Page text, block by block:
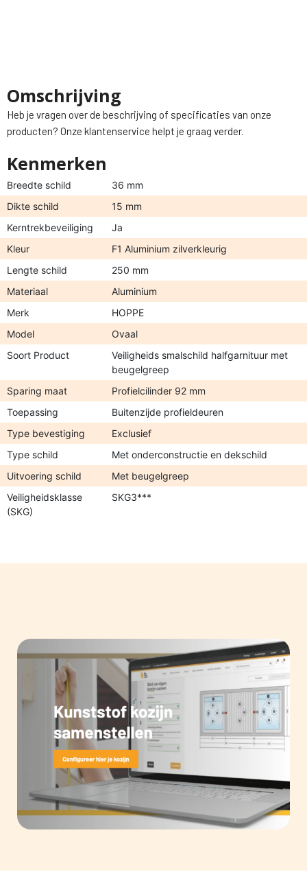
Omschrijving
Heb je vragen over de beschrijving of specificaties van onze
producten? Onze klantenservice helpt je graag verder.
Kenmerken
Breedte schild
36 mm
Dikte schild
15 mm
Kerntrekbeveiliging
Ja
Kleur
F1 Aluminium zilverkleurig
Lengte schild
250 mm
Materiaal
Aluminium
Merk
HOPPE
Model
Ovaal
Soort Product
Veiligheids smalschild halfgarnituur met
beugelgreep
Sparing maat
Profielcilinder 92 mm
Toepassing
Buitenzijde profieldeuren
Type bevestiging
Exclusief
Type schild
Met onderconstructie en dekschild
Uitvoering schild
Met beugelgreep
Veiligheidsklasse
(SKG)
SKG3***